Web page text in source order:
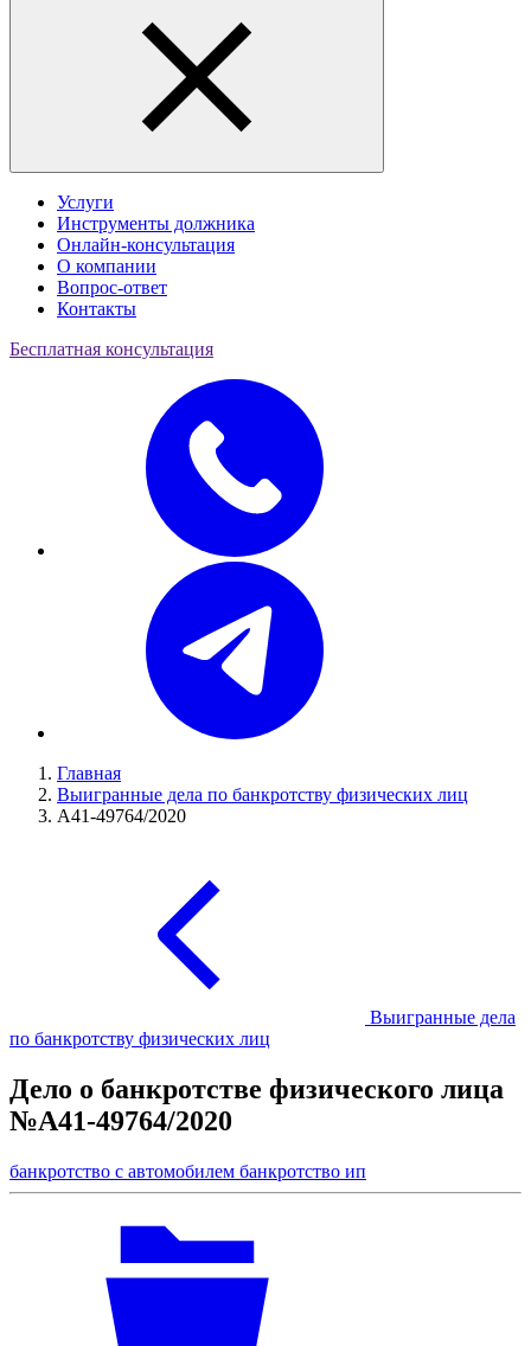
Услуги
Инструменты должника
Онлайн-консультация
О компании
Вопрос-ответ
Контакты
Бесплатная консультация
Главная
Выигранные дела по банкротству физических лиц
А41-49764/2020
Выигранные дела
по банкротству физических лиц
Дело о банкротстве физического лица
№А41-49764/2020
банкротство с автомобилем банкротство ип